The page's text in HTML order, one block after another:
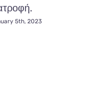
5th, 2023